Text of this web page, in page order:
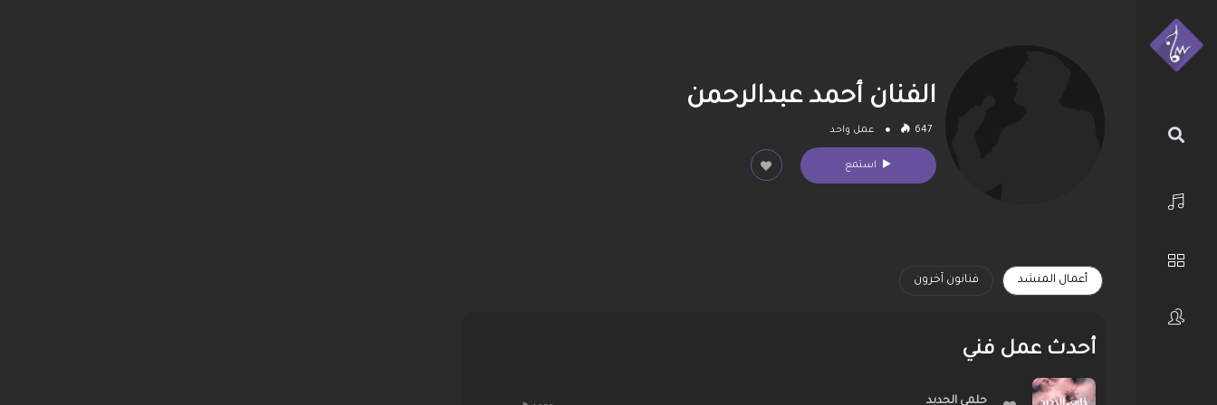
استكشف
الفنان أحمد عبدالرحمن
647 عمل واحد
استمع
أعمال المنشد فنانون آخرون
أحدث عمل فني
حلمي الجديد